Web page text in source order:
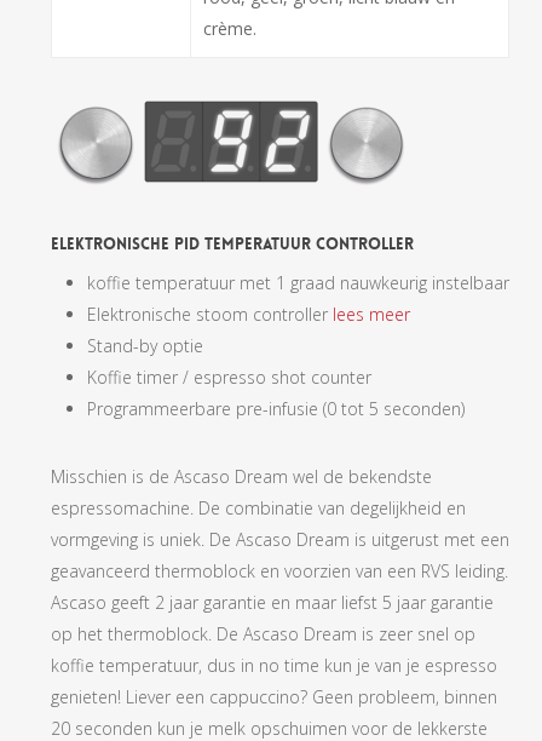
crème.
Elektronische PID Temperatuur Controller
koffie temperatuur met 1 graad nauwkeurig instelbaar
Elektronische stoom controller lees meer
Stand-by optie
Koffie timer / espresso shot counter
Programmeerbare pre-infusie (0 tot 5 seconden)
Misschien is de Ascaso Dream wel de bekendste
espressomachine. De combinatie van degelijkheid en
vormgeving is uniek. De Ascaso Dream is uitgerust met een
geavanceerd thermoblock en voorzien van een RVS leiding.
Ascaso geeft 2 jaar garantie en maar liefst 5 jaar garantie
op het thermoblock. De Ascaso Dream is zeer snel op
koffie temperatuur, dus in no time kun je van je espresso
genieten! Liever een cappuccino? Geen probleem, binnen
20 seconden kun je melk opschuimen voor de lekkerste